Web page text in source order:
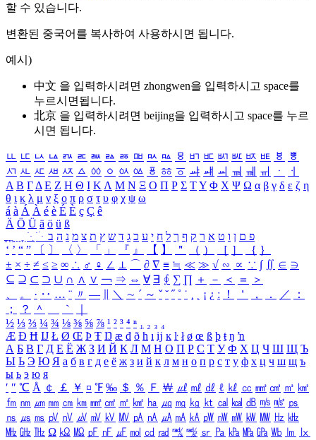
할 수 있습니다.
변환된 중국어를 복사하여 사용하시면 됩니다.
예시)
中文 을 입력하시려면 zhongwen을 입력하시고 space를
누르시면됩니다.
北京 을 입력하시려면 beijing을 입력하시고 space를 누르
시면 됩니다.
ㅥ ㅦ ㅧ ㅨ ㅩ ㅪ ㅫ ㅬ ㅭ ㅮ ㅯ ㅰ ㅱ ㅲ ㅳ ㅴ ㅵ ㅶ ㅷ ㅸ
ㅹ
ㅺ ㅻ ㅼ ㅽ ㅾ ㅿ ㆀ ㆁ ㆂ ㆃ ㆄ ㆅ ㆆ ㆇ ㆈ ㆉ ㆊ ㆋ ㆌ ㆍ
ㆎ
Α Β ΓΔ Ε Ζ Η Θ Ι ΚΛ Μ Ν Ξ Ο Π Ρ Σ ΤΥ Φ Χ Ψ Ω α β γ δ ε ζ η
θ ι κ λ μ ν ξ ο π ρ σ τ υ φ χ ψ ω
á à Á À é è É È ç Ç ê
Ä Ö Ü ä ö ü ß
ִֶֹ ֻּ ׁׂ פ ם ן ו ט א ר ק ף ך ל ח י ע כ ג ד ש ץ ת צ מ נ ה ב
‘ ’ “ ” 〔 〕 〈 〉 「 」 『 』 【 】 ＂ （ ） ［ ］ ｛ ｝
± × ÷ ≠ ≤ ≥ ∞ ∴ ♂ ♀ ∠ ⊥ ⌒ ∂ ∇ ≡ ≒ ≪ ≫ √ ∽ ∝ ∵ ∫ ∬ ∈ ∋
⊆ ⊇ ⊂ ⊃ ∪ ∩ ∧ ∨ ￢ ⇒ ⇔ ∀ ∃ ∮ ∑ ∏ ＋ － ＜ ＝
＞
、
。 · ‥ … ¨ 〃 ― ＼ ∼ ´ ～ ˇ ˘ ˝ ˚ ˙ ¸ ¡ ¿ ː ！ ＇ ， ． ／
：
；
？ ＾ ｀
½ ⅓ ⅔ ¼ ¾ ⅛ ⅜ ⅝ ⅞ ¹ ² ³ ⁴ ⁿ ₁ ₂ ₃ ₄
Æ Ð Ħ Ĳ Ł Ø Œ Þ Ŧ Ŋ æ đ ð ħ ı ĳ ĸ ŀ ł ø œ ß þ ŧ ŋ ŉ
А Б В Г Д Е Ё Ж З И Й К Л М Н О П Р С Т У Ф Х Ц Ч Ш Щ Ъ
Ы Ь Э Ю Я а б в г д е ё ж з и й к л м н о п р с т у ф х ц ч ш щ ъ
ы ь э ю я
′ ″ ℃ Å ￠ ￡ ￥ ¤ ℉ ‰ ＄ ％ Ｆ ￦ ㎕ ㎖ ㎗ ℓ ㎘ ㏄ ㎣ ㎤ ㎥ ㎦
㎙ ㎚ ㎛ ㎜ ㎝ ㎞ ㎟ ㎠ ㎡ ㎢ ㏊ ㎍ ㎎ ㎏ ㏏ ㎈ ㎉ ㏈ ㎧ ㎨ ㎰
㎱ ㎲ ㎳ ㎴ ㎵ ㎶ ㎷ ㎸ ㎹ ㎀ ㎁ ㎂ ㎃ ㎄ ㎺ ㎻ ㎽ ㎾ ㎿ ㎐ ㎑
㎒ ㎓ ㎔ Ω ㏀ ㏁ ㎊ ㎋ ㎌ ㏖ ㏅ ㎭ ㎮ ㎯ ㏛ ㎩ ㎪ ㎫ ㎬ ㏝ ㏐
㏓